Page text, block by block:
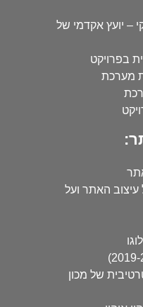
– יועץ אקדמי של
בפרויקט
מערכת
האתר ועל
של מכון